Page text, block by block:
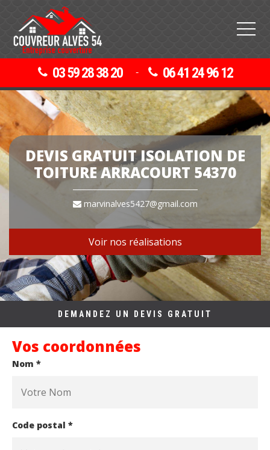
03 59 28 38 20 - 06 41 24 96 12
DEVIS GRATUIT ISOLATION DE
TOITURE ARRACOURT 54370
marvinalves5427@gmail.com
Voir nos réalisations
DEMANDEZ UN DEVIS GRATUIT
Vos coordonnées
Nom *
Code postal *